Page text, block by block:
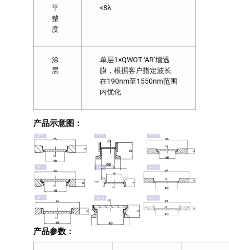
平
整
度
<8λ
涂
层
单层1×QWOT ‘AR’增透
膜，根据客户指定波长
在190nm至1550nm范围
内优化
产品示意图：
产品参数：